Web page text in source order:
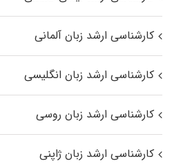
کارشناسی ارشد زبان آلمانی
کارشناسی ارشد زبان انگلیسی
کارشناسی ارشد زبان روسی
کارشناسی ارشد زبان ژاپنی